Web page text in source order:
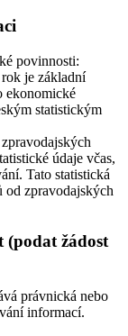
povinnosti:
je základní
ekonomické
statistickým
údaje včas,
Tato statistická
zpravodajských
(podat žádost
právnická nebo
informací.